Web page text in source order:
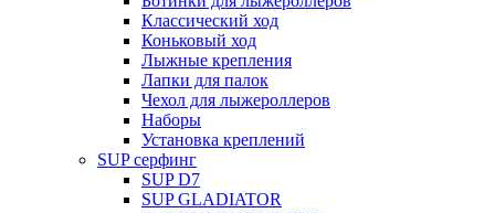
Классический ход
Коньковый ход
Лыжные крепления
Лапки для палок
Чехол для лыжероллеров
Наборы
Установка креплений
SUP серфинг
SUP D7
SUP GLADIATOR